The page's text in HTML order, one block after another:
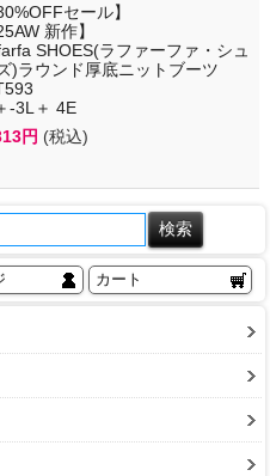
セール】
新作】
SHOES(ラファーファ・シュ
)ラウンド厚底ニットブーツ
-3L＋ 4E
円 (税込)
カート